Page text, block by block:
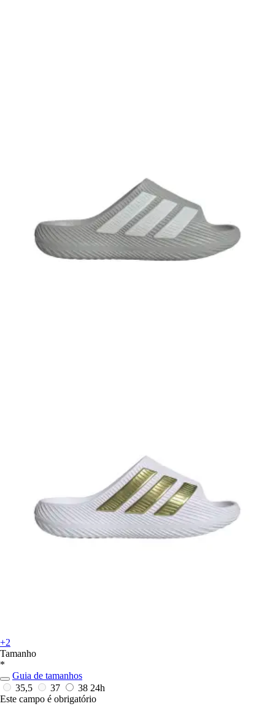
+2
Tamanho
*
Guia de tamanhos
35,5
37 38 24h
Este campo é obrigatório